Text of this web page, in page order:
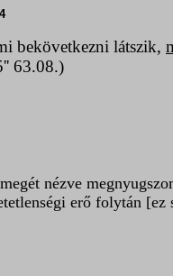
bekövetkezni látszik,
63.08.)
nézve
erő folytán